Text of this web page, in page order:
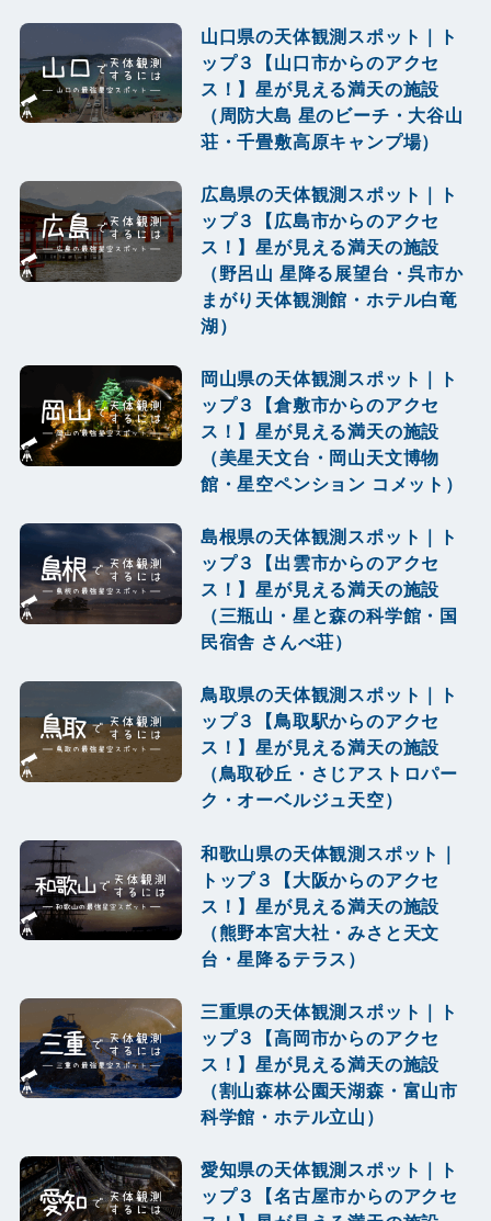
山口県の天体観測スポット｜ト
ップ３【山口市からのアクセ
ス！】星が見える満天の施設
（周防大島 星のビーチ・大谷山
荘・千畳敷高原キャンプ場）
広島県の天体観測スポット｜ト
ップ３【広島市からのアクセ
ス！】星が見える満天の施設
（野呂山 星降る展望台・呉市か
まがり天体観測館・ホテル白竜
湖）
岡山県の天体観測スポット｜ト
ップ３【倉敷市からのアクセ
ス！】星が見える満天の施設
（美星天文台・岡山天文博物
館・星空ペンション コメット）
島根県の天体観測スポット｜ト
ップ３【出雲市からのアクセ
ス！】星が見える満天の施設
（三瓶山・星と森の科学館・国
民宿舎 さんべ荘）
鳥取県の天体観測スポット｜ト
ップ３【鳥取駅からのアクセ
ス！】星が見える満天の施設
（鳥取砂丘・さじアストロパー
ク・オーベルジュ天空）
和歌山県の天体観測スポット｜
トップ３【大阪からのアクセ
ス！】星が見える満天の施設
（熊野本宮大社・みさと天文
台・星降るテラス）
三重県の天体観測スポット｜ト
ップ３【高岡市からのアクセ
ス！】星が見える満天の施設
（割山森林公園天湖森・富山市
科学館・ホテル立山）
愛知県の天体観測スポット｜ト
ップ３【名古屋市からのアクセ